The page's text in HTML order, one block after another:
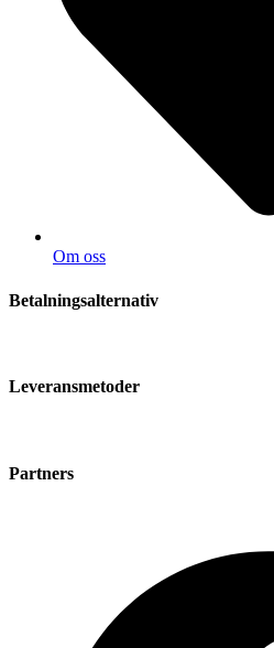
Om oss
Betalningsalternativ
Leveransmetoder
Partners